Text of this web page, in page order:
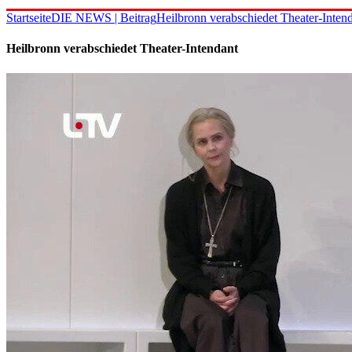
StartseiteDIE NEWS | BeitragHeilbronn verabschiedet Theater-
Heilbronn verabschiedet Theater-Intendant